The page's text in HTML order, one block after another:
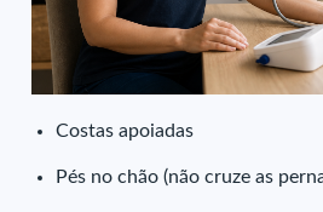
Costas apoiadas
Pés no chão (não cruze as